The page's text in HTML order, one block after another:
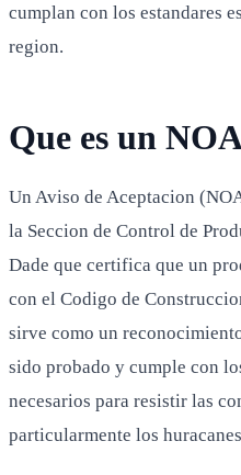
cumplan con los estandares
region.
Que es un
Un Aviso de Aceptacion
la Seccion de Control de
Dade que certifica que un
con el Codigo de
sirve como un
sido probado y cumple con
necesarios para resistir las
particularmente los